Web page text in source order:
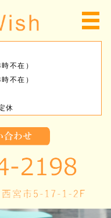
不在）
不在）
休